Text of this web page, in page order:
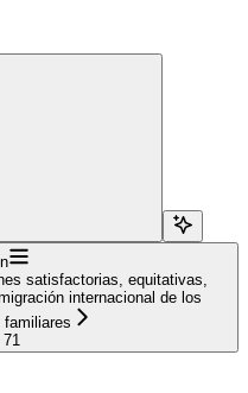
satisfactorias, equitativas,
internacional de los